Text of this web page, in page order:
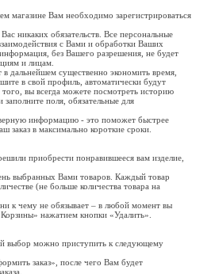
магазине Вам необходимо зарегистрироваться
никаких обязательств. Все персональные
с Вами и обработки Ваших
без Вашего разрешения, не будет
и лицам.
в дальнейшем существенно экономить время,
в свой профиль, автоматически будут
вы всегда можете посмотреть историю
поля, обязательные для
информацию - это поможет быстрее
заказ в максимально короткие сроки.
приобрести понравившееся вам изделие,
выбранных Вами товаров. Каждый товар
(не больше количества товара на
к чему не обязывает – в любой момент вы
нажатием кнопки «Удалить».
выбор можно приступить к следующему
заказ», после чего Вам будет